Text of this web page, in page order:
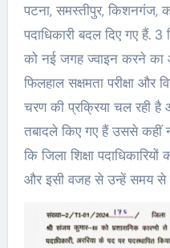
पटना, समस्तीपुर, किशनगंज,
पदाधिकारी बदल दिए गए हैं. 3
को नई जगह ज्वाइन करने का
फिलहाल सक्षमता परीक्षा और
चरण की प्रक्रिया चल रही
तबादले किए गए हैं उससे कहीं
कि जिला शिक्षा
और इसी वजह से उन्हें समय से